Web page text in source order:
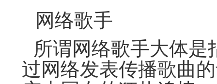
网络歌手
所谓网络歌手大体
过网络发表传播歌曲